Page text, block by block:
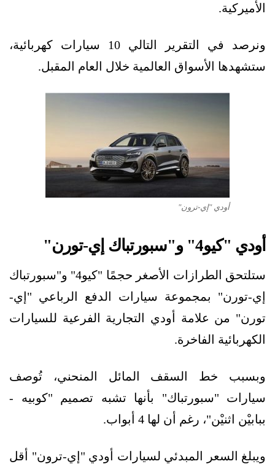
الأميركية.
ونرصد في التقرير التالي 10 سيارات كهربائية،
ستشهدها الأسواق العالمية خلال العام المقبل.
أودي "إي-ترون"
أودي "كيو4" و"سبورتباك إي-تورن"
ستلتحق الطرازات الأصغر حجمًا "كيو4" و"سبورتباك
إي-تورن" بمجموعة سيارات الدفع الرباعي "إي-
تورن" من علامة أودي التجارية الفرعية للسيارات
الكهربائية الفاخرة.
وبسبب خط السقف المائل المنحني، تُوصف
سيارات "سبورتباك" بأنها تشبه تصميم "كوبيه -
ببابيْن اثنيْن"، رغم أن لها 4 أبواب.
ويبلغ السعر المبدئي لسيارات أودي "إي-ترون" أقل